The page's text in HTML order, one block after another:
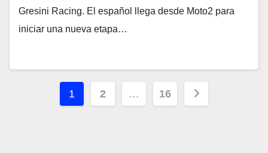
Gresini Racing. El español llega desde Moto2 para
iniciar una nueva etapa…
Paginación
1 2 … 16